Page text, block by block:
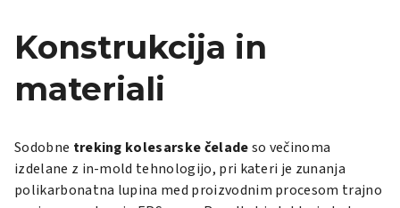
Konstrukcija in
materiali
Sodobne treking kolesarske čeladeso večinoma
izdelane z in-mold tehnologijo, pri kateri je zunanja
polikarbonatna lupina med proizvodnim procesom trajno